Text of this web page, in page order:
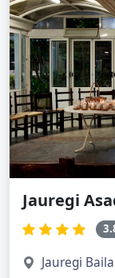
Jauregi
Jauregi